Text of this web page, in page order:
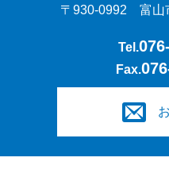
〒930-0992 富山
Tel.
Fax.